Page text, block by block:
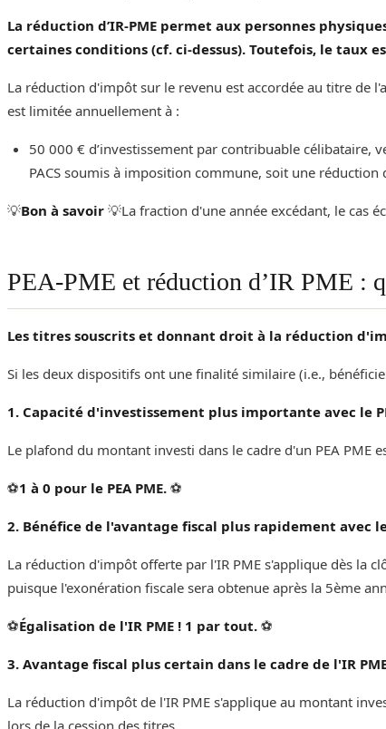
La réduction d’IR-PME permet aux personnes
certaines conditions (cf. ci-dessus). Toutefois, le taux
La réduction d'impôt sur le revenu est accordée au titre de
est limitée annuellement à :
50 000 € d’investissement par contribuable
PACS soumis à imposition commune, soit une
‌‌💡Bon à savoir 💡‌‌La fraction d'une année excédant, le cas
PEA-PME et réduction d’IR PME :
Les titres souscrits et donnant droit à la réduction
Si les deux dispositifs ont une finalité similaire (i.e.,
1. Capacité d'investissement plus importante avec le
Le plafond du montant investi dans le cadre d'un PEA PME
⚽️1 à 0 pour le PEA PME. ⚽️‌‌‌‌
2. Bénéfice de l'avantage fiscal plus rapidement avec
La réduction d'impôt offerte par l'IR PME s'applique dès la
puisque l'exonération fiscale sera obtenue après la 5ème
⚽️Égalisation de l'IR PME ! 1 par tout. ⚽️‌‌‌‌
3. Avantage fiscal plus certain dans le cadre de l'IR
‌‌La réduction d'impôt de l'IR PME s'applique au montant
lors de la cession des titres. ‌‌